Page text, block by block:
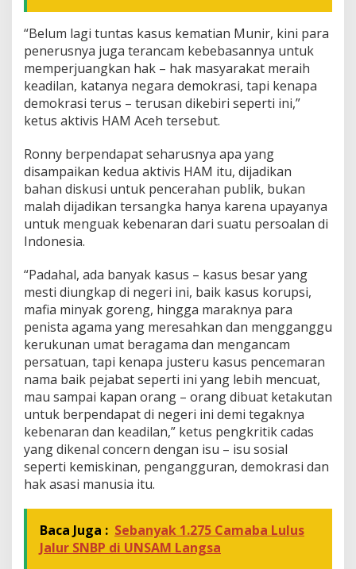
“Belum lagi tuntas kasus kematian Munir, kini para
penerusnya juga terancam kebebasannya untuk
memperjuangkan hak – hak masyarakat meraih
keadilan, katanya negara demokrasi, tapi kenapa
demokrasi terus – terusan dikebiri seperti ini,”
ketus aktivis HAM Aceh tersebut.
Ronny berpendapat seharusnya apa yang
disampaikan kedua aktivis HAM itu, dijadikan
bahan diskusi untuk pencerahan publik, bukan
malah dijadikan tersangka hanya karena upayanya
untuk menguak kebenaran dari suatu persoalan di
Indonesia.
“Padahal, ada banyak kasus – kasus besar yang
mesti diungkap di negeri ini, baik kasus korupsi,
mafia minyak goreng, hingga maraknya para
penista agama yang meresahkan dan mengganggu
kerukunan umat beragama dan mengancam
persatuan, tapi kenapa justeru kasus pencemaran
nama baik pejabat seperti ini yang lebih mencuat,
mau sampai kapan orang – orang dibuat ketakutan
untuk berpendapat di negeri ini demi tegaknya
kebenaran dan keadilan,” ketus pengkritik cadas
yang dikenal concern dengan isu – isu sosial
seperti kemiskinan, pengangguran, demokrasi dan
hak asasi manusia itu.
Baca Juga : Sebanyak 1.275 Camaba Lulus
Jalur SNBP di UNSAM Langsa